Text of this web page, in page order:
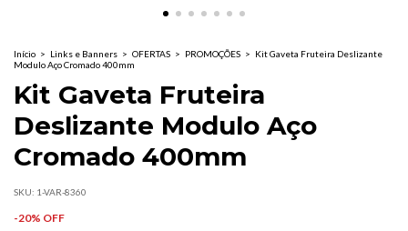
Início > Links e Banners > OFERTAS > PROMOÇÕES > Kit Gaveta Fruteira Deslizante
Modulo Aço Cromado 400mm
Kit Gaveta Fruteira
Deslizante Modulo Aço
Cromado 400mm
SKU: 1-VAR-8360
-20% OFF